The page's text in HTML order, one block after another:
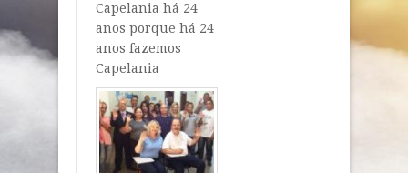
Capelania há 24
anos porque há 24
anos fazemos
Capelania